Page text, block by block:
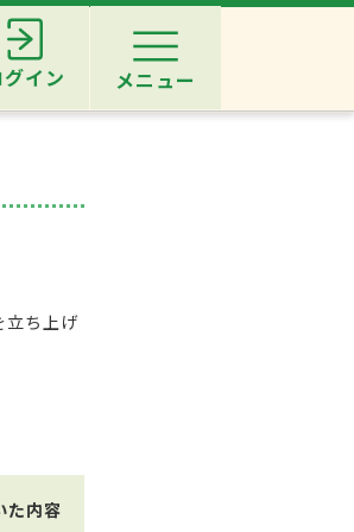
グイン メニュー
立ち上げ
た内容